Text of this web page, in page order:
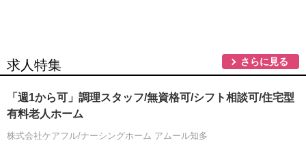
求人特集 さらに見る
「週1から可」調理スタッフ/無資格可/シフト相談可/住宅型
有料老人ホーム
株式会社ケアフル/ナーシングホーム アムール知多